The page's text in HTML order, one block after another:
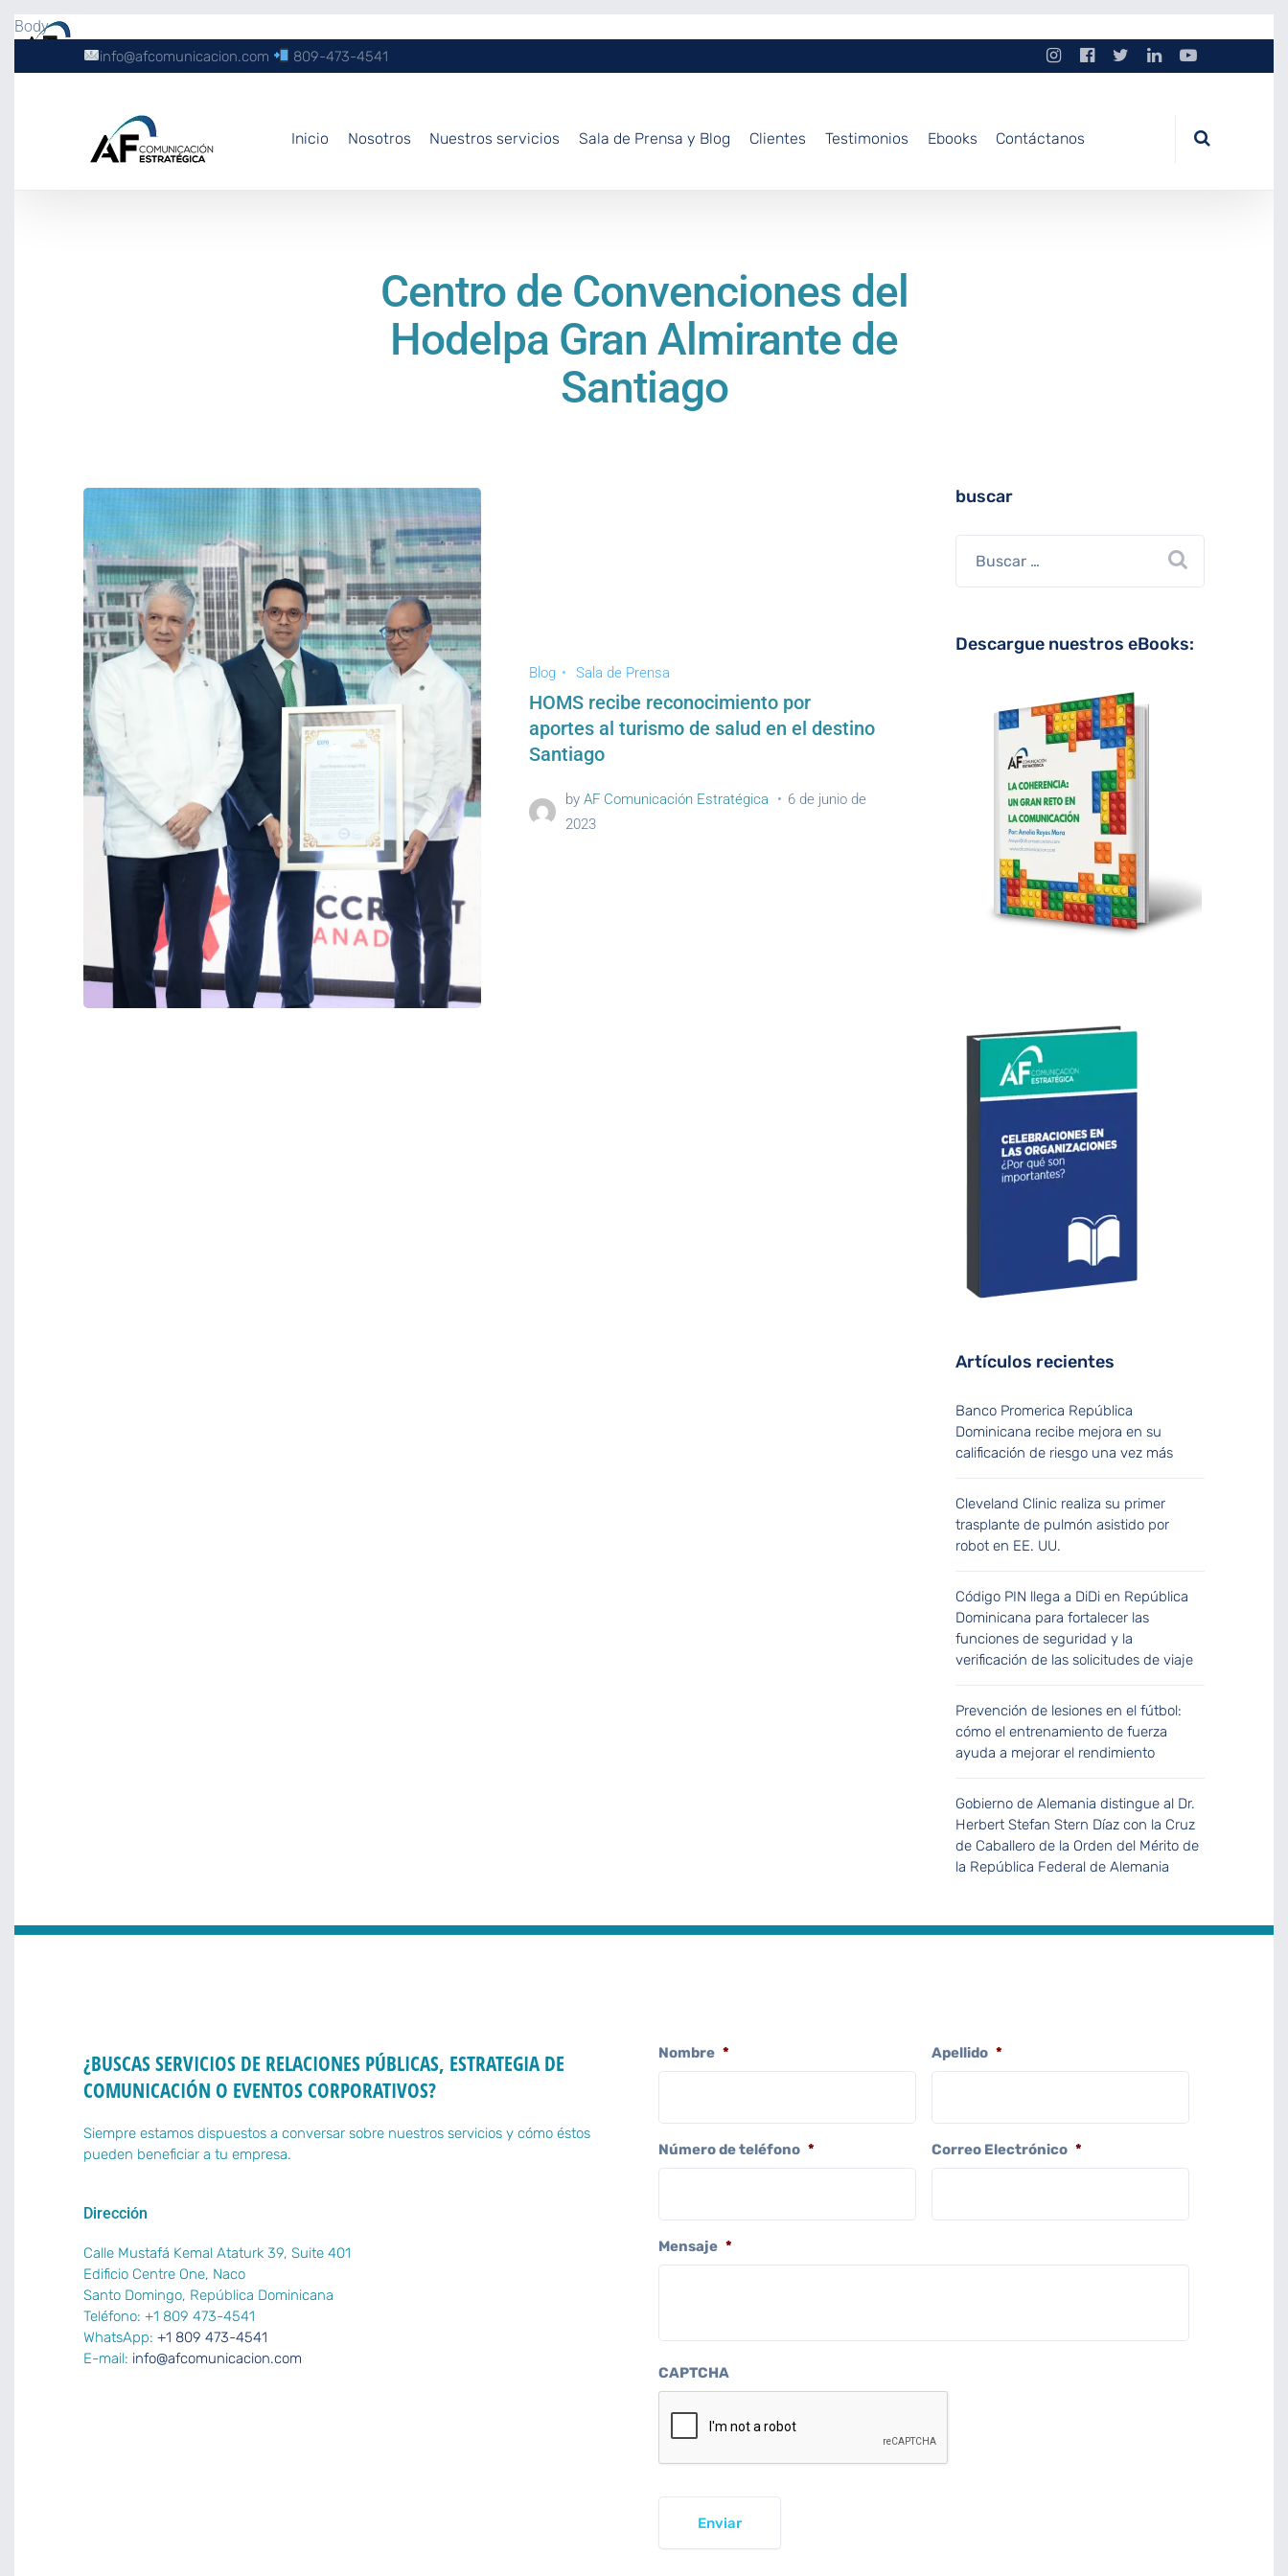
Body
info@afcomunicacion.com 809-473-4541
Inicio Nosotros Nuestros servicios Sala de Prensa y Blog Clientes Testimonios Ebooks Contáctanos
Centro de Convenciones del
Hodelpa Gran Almirante de
Santiago
Blog Sala de Prensa
HOMS recibe reconocimiento por
aportes al turismo de salud en el destino
Santiago
by AF Comunicación Estratégica
6 de junio de
2023
buscar
Descargue nuestros eBooks:
Artículos recientes
Banco Promerica República
Dominicana recibe mejora en su
calificación de riesgo una vez más
Cleveland Clinic realiza su primer
trasplante de pulmón asistido por
robot en EE. UU.
Código PIN llega a DiDi en República
Dominicana para fortalecer las
funciones de seguridad y la
verificación de las solicitudes de viaje
Prevención de lesiones en el fútbol:
cómo el entrenamiento de fuerza
ayuda a mejorar el rendimiento
Gobierno de Alemania distingue al Dr.
Herbert Stefan Stern Díaz con la Cruz
de Caballero de la Orden del Mérito de
la República Federal de Alemania
¿BUSCAS SERVICIOS DE RELACIONES PÚBLICAS, ESTRATEGIA DE
COMUNICACIÓN O EVENTOS CORPORATIVOS?
Siempre estamos dispuestos a conversar sobre nuestros servicios y cómo éstos
pueden beneficiar a tu empresa.
Dirección
Calle Mustafá Kemal Ataturk 39, Suite 401
Edificio Centre One, Naco
Santo Domingo, República Dominicana
Teléfono: +1 809 473-4541
WhatsApp: +1 809 473-4541
E-mail: info@afcomunicacion.com
Nombre * Apellido *
Número de teléfono * Correo Electrónico *
Mensaje *
CAPTCHA